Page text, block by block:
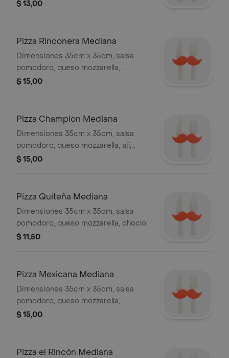
$ 13,00
Pizza Rinconera Mediana
Dimensiones 35cm x 35cm, salsa
pomodoro, queso mozzarella,
pepperoni, pimiento, champiñón,
$ 15,00
Pizza Champion Mediana
Dimensiones 35cm x 35cm, salsa
pomodoro, queso mozzarella, ají,
tocino, cebolla, pollo.
$ 15,00
Pizza Quiteña Mediana
Dimensiones 35cm x 35cm, salsa
pomodoro, queso mozzarella, choclo.
$ 11,50
Pizza Mexicana Mediana
Dimensiones 35cm x 35cm, salsa
pomodoro, queso mozzarella,
pimientos rojos y verdes, carne
$ 15,00
Pizza el Rincón Mediana